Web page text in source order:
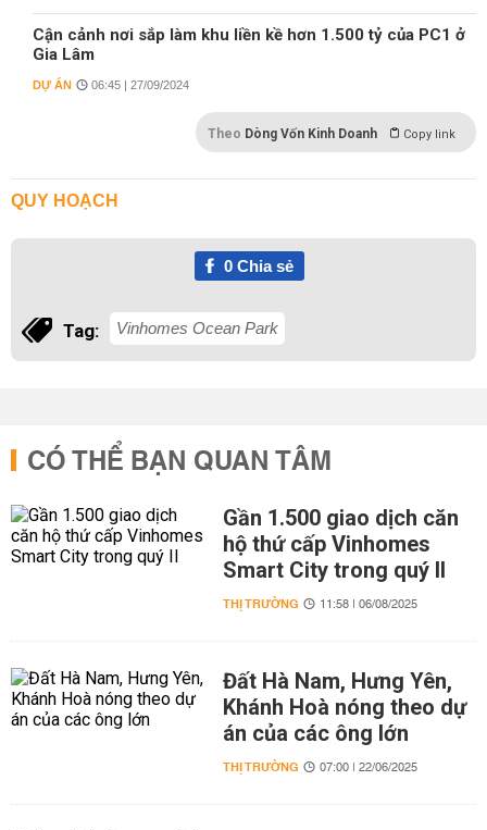
Cận cảnh nơi sắp làm khu liền kề hơn 1.500 tỷ của PC1 ở
Gia Lâm
DỰ ÁN 06:45 | 27/09/2024
Theo Dòng Vốn Kinh Doanh Copy link
QUY HOẠCH
0Chia sẻ
Tag: Vinhomes Ocean Park
CÓ THỂ BẠN QUAN TÂM
Gần 1.500 giao dịch căn
hộ thứ cấp Vinhomes
Smart City trong quý II
THỊ TRƯỜNG 11:58 | 06/08/2025
Đất Hà Nam, Hưng Yên,
Khánh Hoà nóng theo dự
án của các ông lớn
THỊ TRƯỜNG 07:00 | 22/06/2025